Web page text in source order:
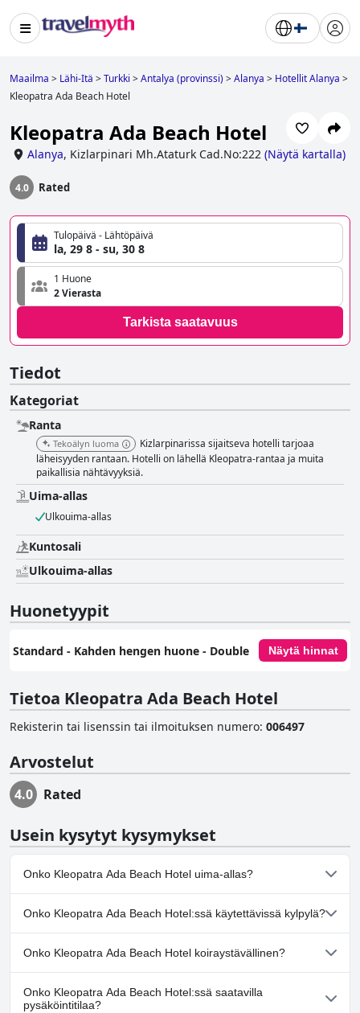
Maailma > Lähi-Itä >Turkki >Antalya (provinssi)>Alanya > Hotellit Alanya >
Kleopatra Ada Beach Hotel
Kleopatra Ada Beach Hotel
Alanya, Kizlarpinari Mh.Ataturk Cad.No:222 (Näytä kartalla)
4.0 Rated
Tulopäivä - Lähtöpäivä
la, 29 8 - su, 30 8
1 Huone
2 Vierasta
Tarkista saatavuus
Tiedot
Kategoriat
Ranta
Tekoälyn luoma
Kizlarpinarissa sijaitseva hotelli tarjoaa
läheisyyden rantaan. Hotelli on lähellä Kleopatra-rantaa ja muita
paikallisia nähtävyyksiä.
Uima-allas
Ulkouima-allas
Kuntosali
Ulkouima-allas
Huonetyypit
Standard - Kahden hengen huone - Double Näytä hinnat
Tietoa Kleopatra Ada Beach Hotel
Rekisterin tai lisenssin tai ilmoituksen numero: 006497
Arvostelut
4.0 Rated
Usein kysytyt kysymykset
Onko Kleopatra Ada Beach Hotel uima-allas?
Kyllä, Kleopatra Ada Beach Hotel:ssä on uima-allas/altaita, jotka
kuuluvat yhteen tai useampaan seuraavista luokista: Ulkouima-
allas.
Onko Kleopatra Ada Beach Hotel:ssä käytettävissä kylpylä?
Ei, Kleopatra Ada Beach Hotel ei tarjoa kylpylää.
Onko Kleopatra Ada Beach Hotel koiraystävällinen?
Ei, Kleopatra Ada Beach Hotel ei salli koiria.
Onko Kleopatra Ada Beach Hotel:ssä saatavilla
pysäköintitilaa?